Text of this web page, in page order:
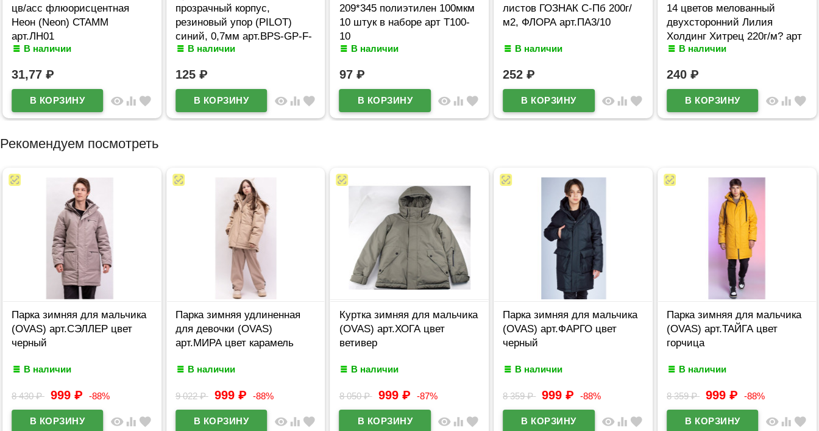
цв/асс флюорисцентная
Неон (Neon) СТАММ
арт.ЛН01
В наличии
31,77 ₽
visibility equalizer favorite
прозрачный корпус,
резиновый упор (PILOT)
синий, 0,7мм арт.BPS-GP-F-
L
В наличии
125 ₽
visibility equalizer favorite
209*345 полиэтилен 100мкм
10 штук в наборе арт Т100-
10
В наличии
97 ₽
visibility equalizer favorite
листов ГОЗНАК С-Пб 200г/
м2, ФЛОРА арт.ПА3/10
В наличии
252₽
visibility equalizer favorite
14 цветов мелованный
двухсторонний Лилия
Холдинг Хитрец 220г/м? арт
ЦК-5613
В наличии
240₽
visibility equalizer favorite
Рекомендуем посмотреть
Парка зимняя для мальчика
(OVAS) арт.СЭЛЛЕР цвет
черный
В наличии
8 430₽ 999 ₽ -88%
visibility equalizer favorite
Парка зимняя удлиненная
для девочки (OVAS)
арт.МИРА цвет карамель
В наличии
9 022₽ 999 ₽ -88%
visibility equalizer favorite
Куртка зимняя для мальчика
(OVAS) арт.ХОГА цвет
ветивер
В наличии
8 050₽ 999 ₽ -87%
visibility equalizer favorite
Парка зимняя для мальчика
(OVAS) арт.ФАРГО цвет
черный
В наличии
8 359₽ 999₽ -88%
visibility equalizer favorite
Парка зимняя для мальчика
(OVAS) арт.ТАЙГА цвет
горчица
В наличии
8 359₽ 999₽ -88%
visibility equalizer favorite